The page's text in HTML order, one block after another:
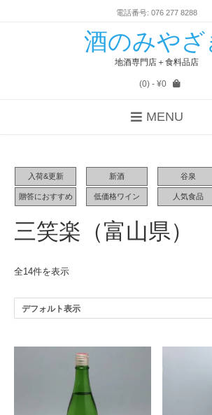
電話番号: 076 277 8288
酒のみやざ
地酒専門店＋食料品店
(0)- ¥0
MENU
入荷&更新 新酒 谷泉
贈答におすすめ 低価格ワイン 人気食品
三笑楽（富山県）
全14件を表示